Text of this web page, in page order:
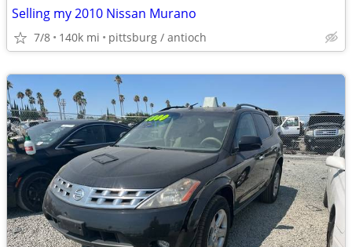
Selling my 2010 Nissan Murano
7/8 140k mi pittsburg / antioch